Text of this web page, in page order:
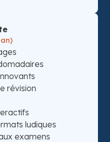
révision
ludiques
examens